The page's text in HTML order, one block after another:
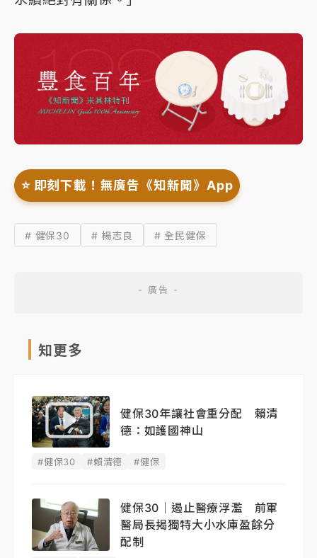
⭐️ 即刻下載！無廣告《知新聞》App
# 健保30 # 楊志良 # 全民健保
知更多
健保30年讓社會重分配 賴清
德：如護國神山
#健保30 #賴清德 #健保
健保30｜遏止醫療浮濫 前軍
醫局長揭獨特大小水庫盈餘分
配制